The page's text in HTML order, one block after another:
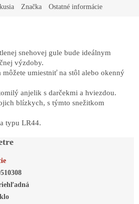
Značka Ostatné informácie
snehovej gule bude ideálnym
výzdoby.
umiestniť na stôl alebo okenný
anjelik s darčekmi a hviezdou.
blízkych, s týmto snežitkom
typu LR44.